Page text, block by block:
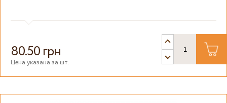
80.50 грн
Цена указана за шт.